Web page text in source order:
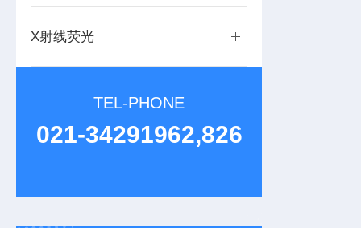
X射线荧光
TEL-PHONE
021-34291962,826